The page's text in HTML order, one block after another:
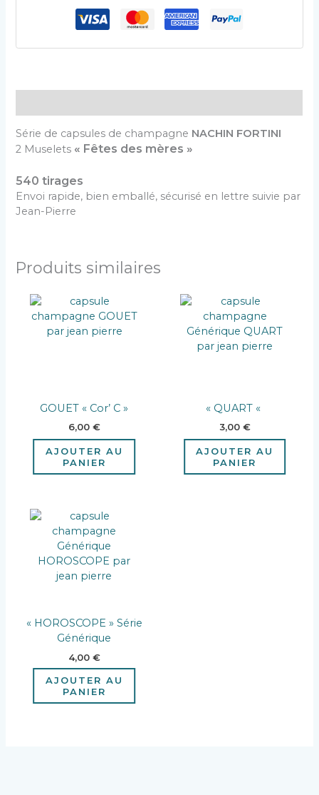
Série de capsules de champagne NACHIN FORTINI
2 Muselets « Fêtes des mères »
540 tirages
Envoi rapide, bien emballé, sécurisé en lettre suivie par
Jean-Pierre
Produits similaires
GOUET « Cor’ C »
6,00 €
AJOUTER AU
PANIER
« QUART «
3,00 €
AJOUTER AU
PANIER
« HOROSCOPE » Série
Générique
4,00 €
AJOUTER AU
PANIER